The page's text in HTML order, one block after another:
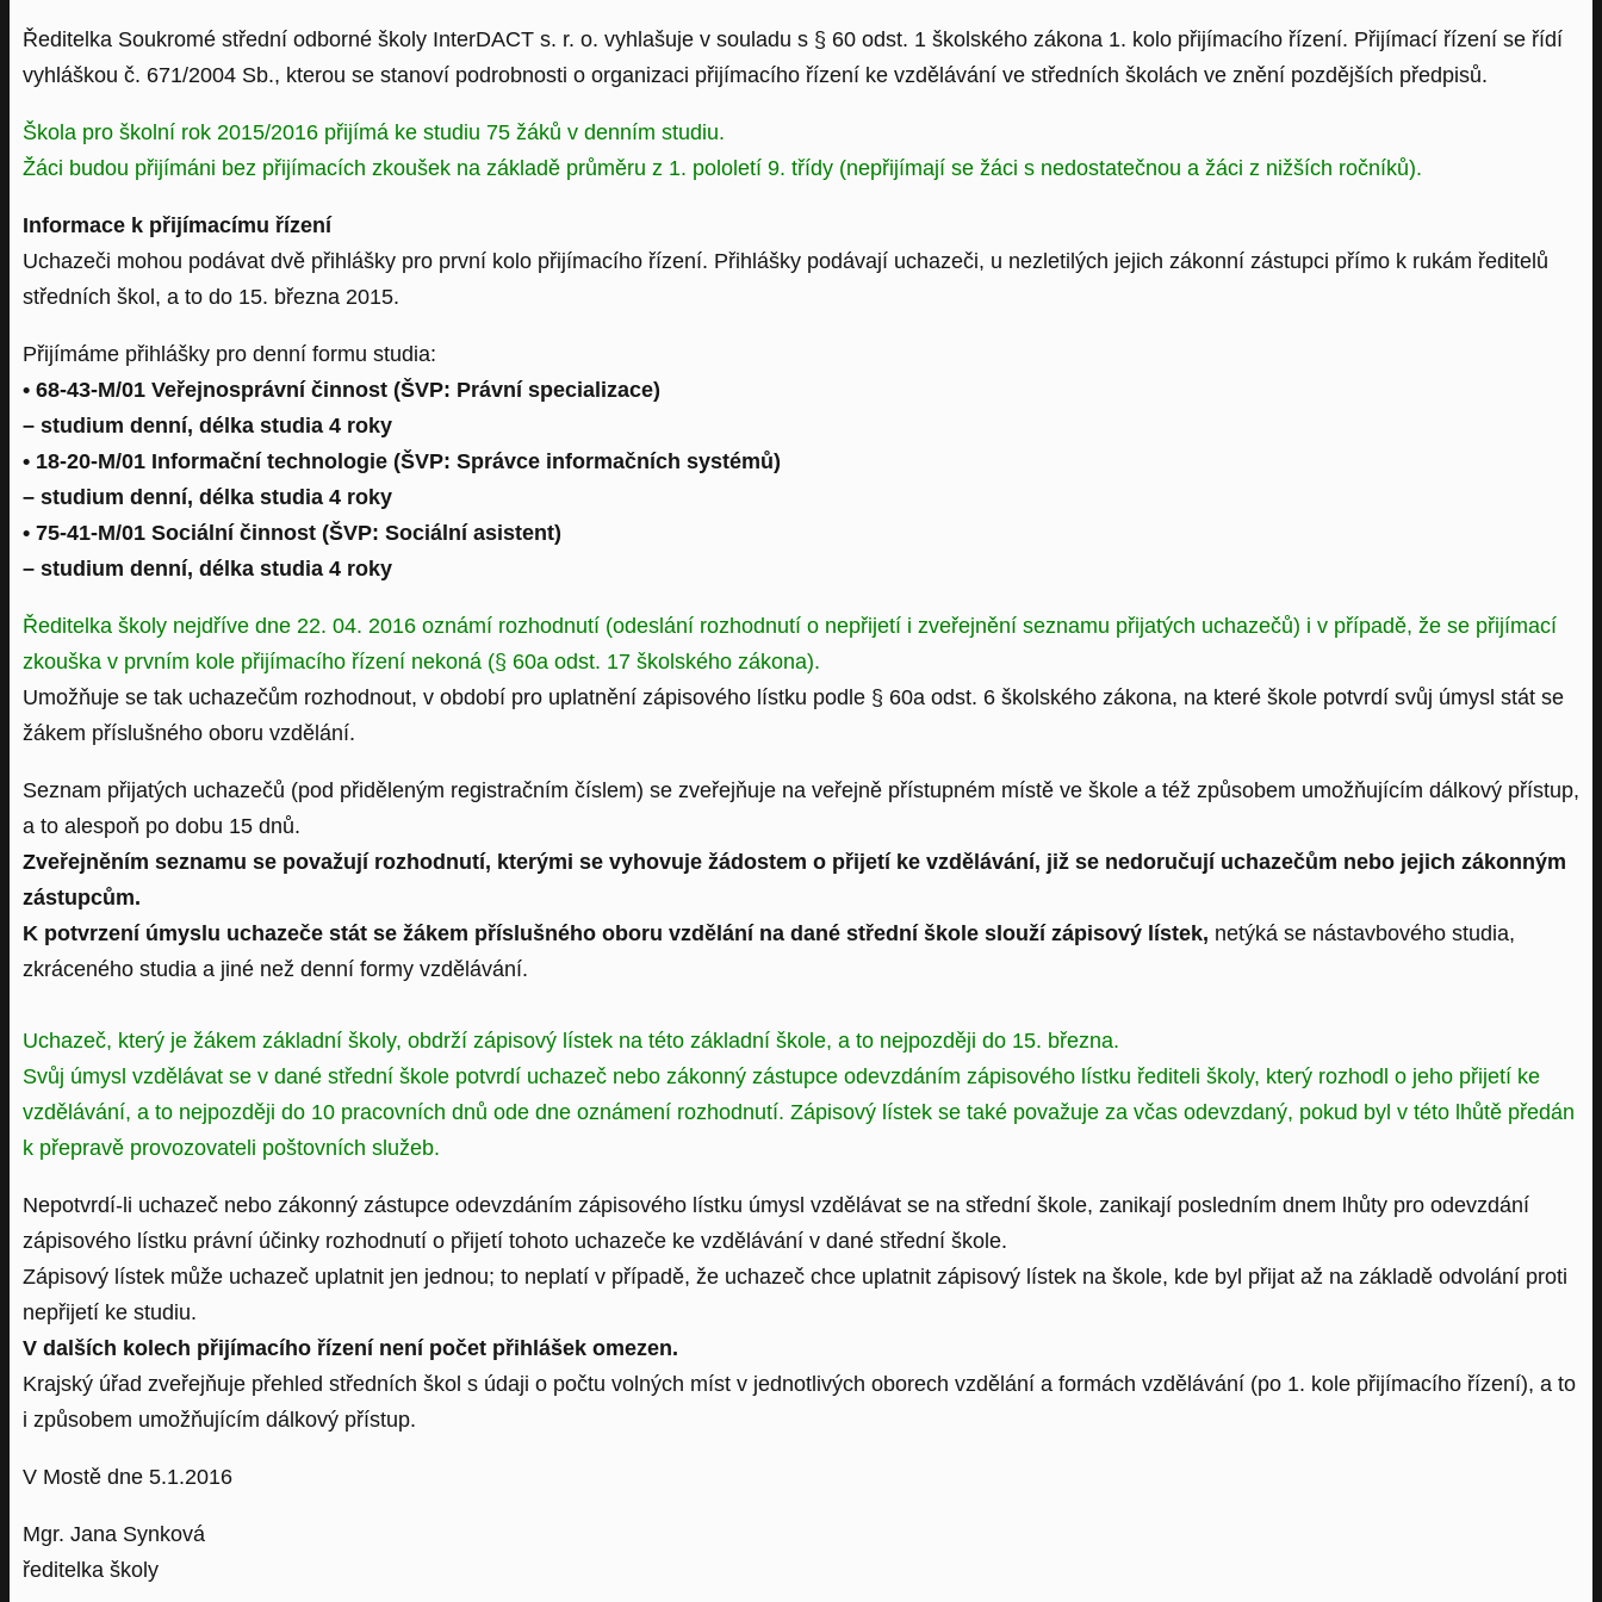
Ředitelka Soukromé střední odborné školy InterDACT s. r. o. vyhlašuje v souladu s § 60 odst. 1 školského zákona 1. kolo přijímacího řízení. Přijímací řízení se řídí
vyhláškou č. 671/2004 Sb., kterou se stanoví podrobnosti o organizaci přijímacího řízení ke vzdělávání ve středních školách ve znění pozdějších předpisů.
Škola pro školní rok 2015/2016 přijímá ke studiu 75 žáků v denním studiu.
Žáci budou přijímáni bez přijímacích zkoušek na základě průměru z 1. pololetí 9. třídy (nepřijímají se žáci s nedostatečnou a žáci z nižších ročníků).
Informace k přijímacímu řízení
Uchazeči mohou podávat dvě přihlášky pro první kolo přijímacího řízení. Přihlášky podávají uchazeči, u nezletilých jejich zákonní zástupci přímo k rukám ředitelů
středních škol, a to do 15. března 2015.
Přijímáme přihlášky pro denní formu studia:
• 68-43-M/01 Veřejnosprávní činnost (ŠVP: Právní specializace)
– studium denní, délka studia 4 roky
• 18-20-M/01 Informační technologie (ŠVP: Správce informačních systémů)
– studium denní, délka studia 4 roky
• 75-41-M/01 Sociální činnost (ŠVP: Sociální asistent)
– studium denní, délka studia 4 roky
Ředitelka školy nejdříve dne 22. 04. 2016 oznámí rozhodnutí (odeslání rozhodnutí o nepřijetí i zveřejnění seznamu přijatých uchazečů) i v případě, že se přijímací
zkouška v prvním kole přijímacího řízení nekoná (§ 60a odst. 17 školského zákona).
Umožňuje se tak uchazečům rozhodnout, v období pro uplatnění zápisového lístku podle § 60a odst. 6 školského zákona, na které škole potvrdí svůj úmysl stát se
žákem příslušného oboru vzdělání.
Seznam přijatých uchazečů (pod přiděleným registračním číslem) se zveřejňuje na veřejně přístupném místě ve škole a též způsobem umožňujícím dálkový přístup,
a to alespoň po dobu 15 dnů.
Zveřejněním seznamu se považují rozhodnutí, kterými se vyhovuje žádostem o přijetí ke vzdělávání, již se nedoručují uchazečům nebo jejich zákonným
zástupcům.
K potvrzení úmyslu uchazeče stát se žákem příslušného oboru vzdělání na dané střední škole slouží zápisový lístek, netýká se nástavbového studia,
zkráceného studia a jiné než denní formy vzdělávání.
Uchazeč, který je žákem základní školy, obdrží zápisový lístek na této základní škole, a to nejpozději do 15. března.
Svůj úmysl vzdělávat se v dané střední škole potvrdí uchazeč nebo zákonný zástupce odevzdáním zápisového lístku řediteli školy, který rozhodl o jeho přijetí ke
vzdělávání, a to nejpozději do 10 pracovních dnů ode dne oznámení rozhodnutí. Zápisový lístek se také považuje za včas odevzdaný, pokud byl v této lhůtě předán
k přepravě provozovateli poštovních služeb.
Nepotvrdí-li uchazeč nebo zákonný zástupce odevzdáním zápisového lístku úmysl vzdělávat se na střední škole, zanikají posledním dnem lhůty pro odevzdání
zápisového lístku právní účinky rozhodnutí o přijetí tohoto uchazeče ke vzdělávání v dané střední škole.
Zápisový lístek může uchazeč uplatnit jen jednou; to neplatí v případě, že uchazeč chce uplatnit zápisový lístek na škole, kde byl přijat až na základě odvolání proti
nepřijetí ke studiu.
V dalších kolech přijímacího řízení není počet přihlášek omezen.
Krajský úřad zveřejňuje přehled středních škol s údaji o počtu volných míst v jednotlivých oborech vzdělání a formách vzdělávání (po 1. kole přijímacího řízení), a to
i způsobem umožňujícím dálkový přístup.
V Mostě dne 5.1.2016
Mgr. Jana Synková
ředitelka školy